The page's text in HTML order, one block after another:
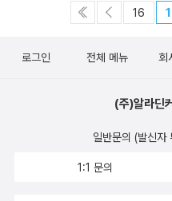
16
로그인 전체 메뉴 회
(주)알라딘
일반문의 (발신자
1:1 문의